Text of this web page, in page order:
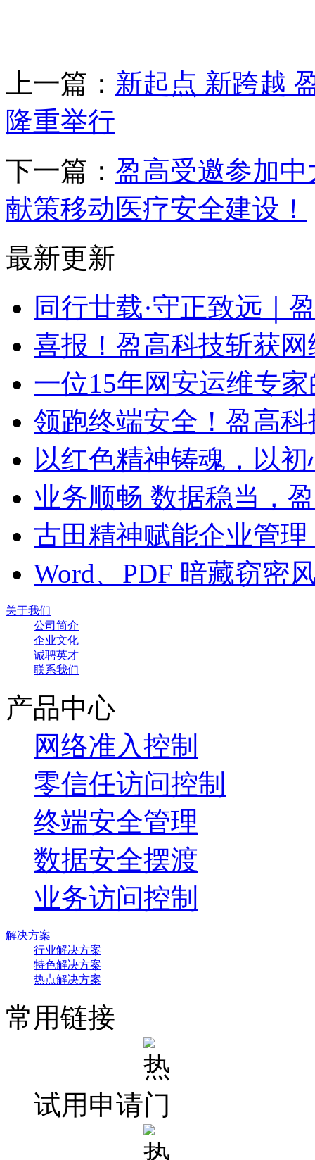
上一篇： 新起点 新跨越
隆重举行
下一篇： 盈高受邀参加
献策移动医疗安全建设！
最新更新
同行廿载·守正致远｜
喜报！盈高科技斩获
一位15年网安运维专
领跑终端安全！盈高
以红色精神铸魂，以
业务顺畅 数据稳当，
古田精神赋能企业管
Word、PDF 暗藏窃密
关于我们
公司简介
企业文化
诚聘英才
联系我们
产品中心
网络准入控制
零信任访问控制
终端安全管理
数据安全摆渡
业务访问控制
解决方案
行业解决方案
特色解决方案
热点解决方案
常用链接
试用申请